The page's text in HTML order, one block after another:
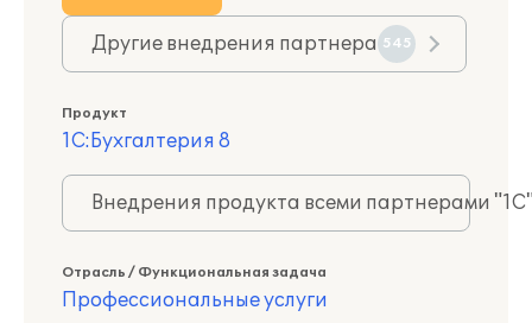
Другие внедрения партнера 545
Продукт
1С:Бухгалтерия 8
Внедрения продукта всеми партнерами
Отрасль / Функциональная задача
Профессиональные услуги